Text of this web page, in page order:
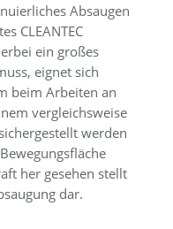
Absaugen
CLEANTEC
ein großes
eignet sich
beim Arbeiten an
vergleichsweise
werden
her gesehen stellt
dar.